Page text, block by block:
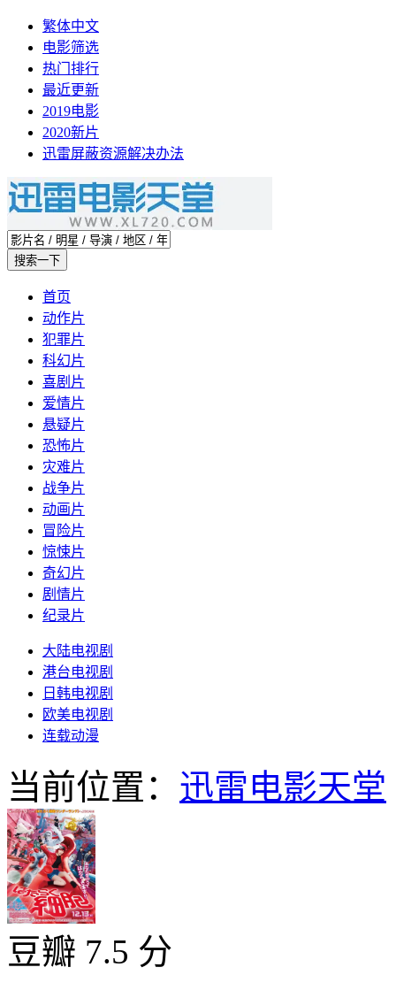
繁体中文
电影筛选
热门排行
最近更新
2019电影
2020新片
迅雷屏蔽资源解决办法
首页
动作片
犯罪片
科幻片
喜剧片
爱情片
悬疑片
恐怖片
灾难片
战争片
动画片
冒险片
惊悚片
奇幻片
剧情片
纪录片
大陆电视剧
港台电视剧
日韩电视剧
欧美电视剧
连载动漫
当前位置： 迅雷电影天堂
豆瓣 7.5 分